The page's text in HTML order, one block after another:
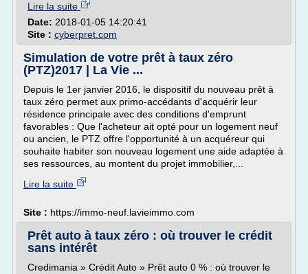
Lire la suite
Date: 2018-01-05 14:20:41
Site : cyberpret.com
Simulation de votre prêt à taux zéro
(PTZ)2017 | La Vie ...
Depuis le 1er janvier 2016, le dispositif du nouveau prêt à
taux zéro permet aux primo-accédants d'acquérir leur
résidence principale avec des conditions d'emprunt
favorables : Que l'acheteur ait opté pour un logement neuf
ou ancien, le PTZ offre l'opportunité à un acquéreur qui
souhaite habiter son nouveau logement une aide adaptée à
ses ressources, au montent du projet immobilier,...
Lire la suite
Site : https://immo-neuf.lavieimmo.com
Prêt auto à taux zéro : où trouver le crédit
sans intérêt
Credimania » Crédit Auto » Prêt auto 0 % : où trouver le